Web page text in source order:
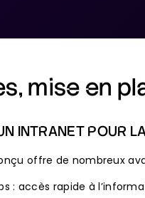
mise en
INTRANET POUR
offre de nombreux
: accès rapide à